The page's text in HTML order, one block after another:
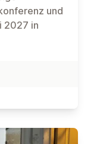
und
2027 in